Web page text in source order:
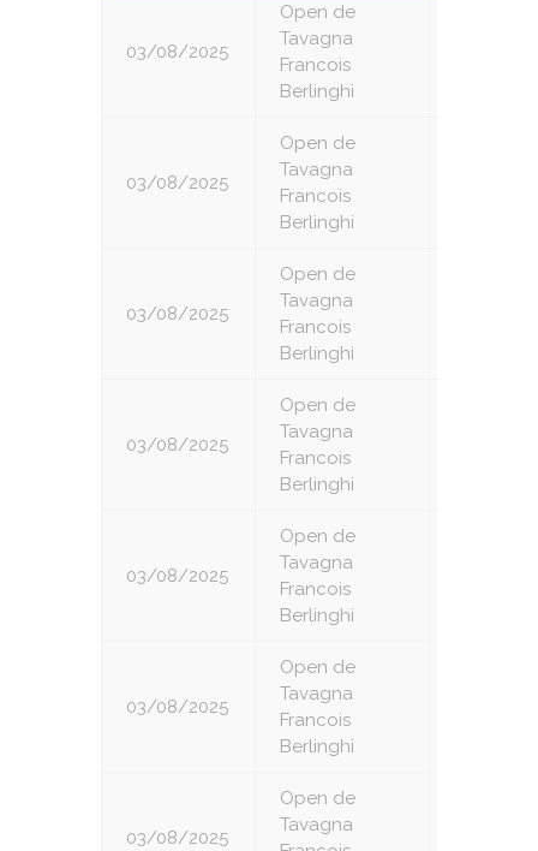
03/08/2025
Open de
Tavagna
Francois
Berlinghi
03/08/2025
Open de
Tavagna
Francois
Berlinghi
03/08/2025
Open de
Tavagna
Francois
Berlinghi
03/08/2025
Open de
Tavagna
Francois
Berlinghi
03/08/2025
Open de
Tavagna
Francois
Berlinghi
03/08/2025
Open de
Tavagna
Francois
Berlinghi
03/08/2025
Open de
Tavagna